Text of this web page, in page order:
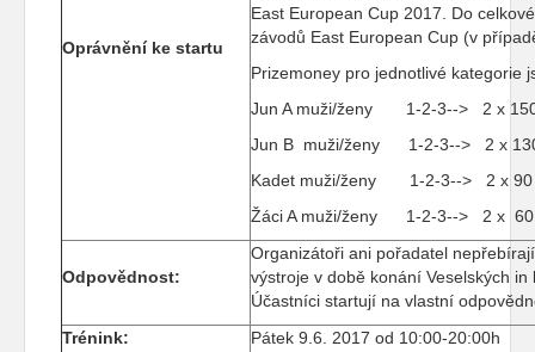
Oprávnění ke startu
East European Cup 2017. Do
závodů East European Cup (v
Prizemoney pro jednotlivé kategorie
Jun A muži/ženy 1-2-3--> 2 x
Jun B muži/ženy 1-2-3--> 2 x
Kadet muži/ženy 1-2-3--> 2 x
Žáci A muži/ženy 1-2-3--> 2 x
Odpovědnost:
Organizátoři ani pořadatel
výstroje v době konání Veselských
Účastníci startují na vlastní
Trénink:
Pátek 9.6. 2017 od 10:00-20:00h